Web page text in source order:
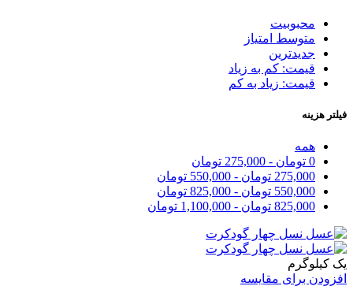
محبوبیت
متوسط امتیاز
جدیدترین
قیمت: کم به زیاد
قیمت: زیاد به کم
فیلتر هزینه
همه
0 تومان -
275,000 تومان
275,000 تومان -
550,000 تومان
550,000 تومان -
825,000 تومان
825,000 تومان -
1,100,000 تومان
یک کیلوگرم
افزودن برای مقایسه